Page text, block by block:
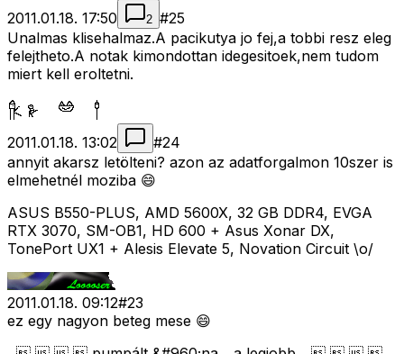
2011.01.18. 17:50 2 #25
Unalmas klisehalmaz.A pacikutya jo fej,a tobbi resz eleg
felejtheto.A notak kimondottan idegesitoek,nem tudom
miert kell eroltetni.
2011.01.18. 13:02 #24
annyit akarsz letölteni? azon az adatforgalmon 10szer is
elmehetnél moziba 😄
ASUS B550-PLUS, AMD 5600X, 32 GB DDR4, EVGA
RTX 3070, SM-OB1, HD 600 + Asus Xonar DX,
TonePort UX1 + Alesis Elevate 5, Novation Circuit \o/
2011.01.18. 09:12#23
ez egy nagyon beteg mese 😄